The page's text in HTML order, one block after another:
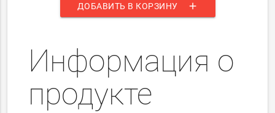
ДОБАВИТЬ В КОРЗИНУ add
Информация о
продукте